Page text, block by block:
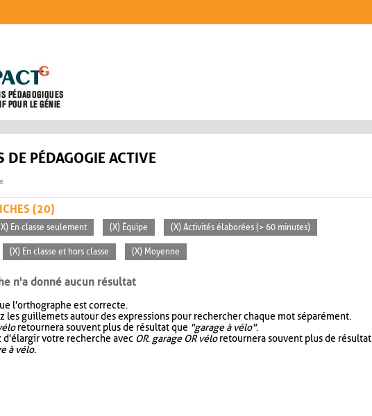
DE PÉDAGOGIE ACTIVE
(20)
En classe seulement (X) Équipe (X) Activités élaborées (> 60 minutes)
(X) En classe et hors classe (X) Moyenne
n'a donné aucun résultat
l'orthographe est correcte.
les guillemets autour des expressions pour rechercher chaque mot séparément.
retournera souvent plus de résultat que "garage à vélo".
d'élargir votre recherche avec OR. garage OR véloretournera souvent plus de résultat
à vélo.